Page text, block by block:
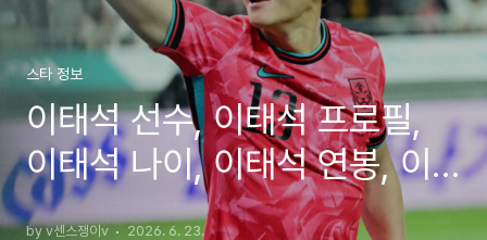
스타 정보
이태석 선수, 이태석 프로필,
이태석 나이, 이태석 연봉, 이
태석 이을용
by v센스쟁이v 2026. 6. 23.